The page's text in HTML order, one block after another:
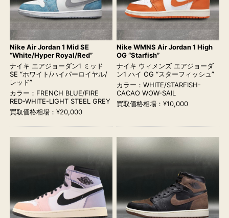
Nike Air Jordan 1 Mid SE
“White/Hyper Royal/Red”
ナイキ エアジョーダン1 ミッド
SE “ホワイト/ハイパーロイヤル/
レッド”
カラー：FRENCH BLUE/FIRE
RED-WHITE-LIGHT STEEL GREY
買取価格相場：¥20,000
Nike WMNS Air Jordan 1 High
OG “Starfish”
ナイキ ウィメンズ エアジョーダ
ン1 ハイ OG “スターフィッシュ”
カラー：WHITE/STARFISH-
CACAO WOW-SAIL
買取価格相場：¥10,000